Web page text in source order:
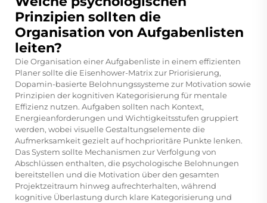
Prinzipien sollten die
Organisation von Aufgabenlisten
leiten?
Die Organisation einer Aufgabenliste in einem effizienten
Planer sollte die Eisenhower-Matrix zur Priorisierung,
Dopamin-basierte Belohnungssysteme zur Motivation sowie
Prinzipien der kognitiven Kategorisierung für mentale
Effizienz nutzen. Aufgaben sollten nach Kontext,
Energieanforderungen und Wichtigkeitsstufen gruppiert
werden, wobei visuelle Gestaltungselemente die
Aufmerksamkeit gezielt auf hochprioritäre Punkte lenken.
Das System sollte Mechanismen zur Verfolgung von
Abschlüssen enthalten, die psychologische Belohnungen
bereitstellen und die Motivation über den gesamten
Projektzeitraum hinweg aufrechterhalten, während
kognitive Überlastung durch klare Kategorisierung und